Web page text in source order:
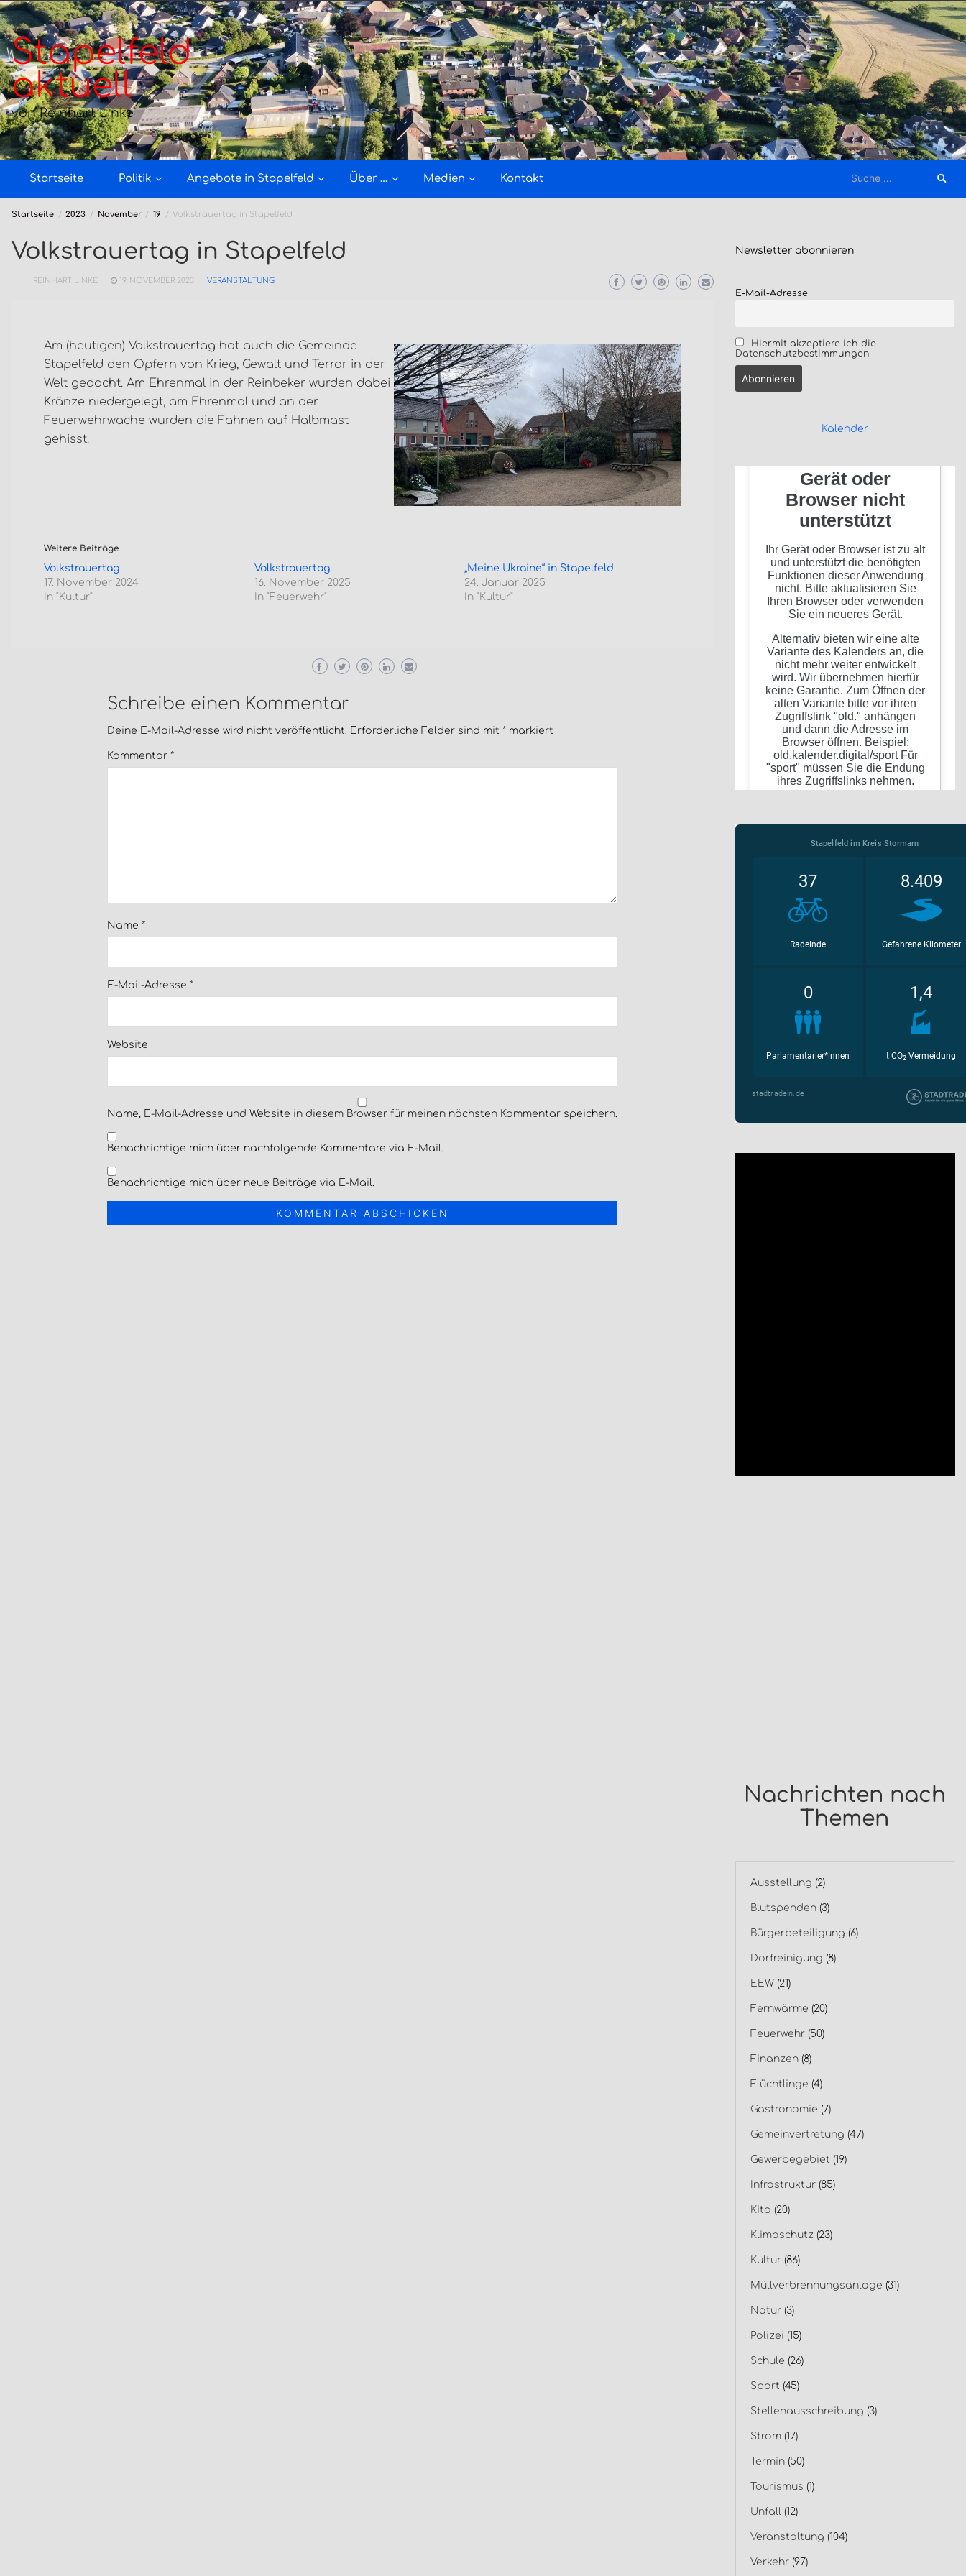
Zum
Inhalt
springen
Stapelfeld
aktuell
von Reinhart Linke
Startseite Politik Angebote in Stapelfeld Über … Medien Kontakt
Suche
Startseite 2023 November 19 Volkstrauertag in Stapelfeld
Volkstrauertag in Stapelfeld
REINHART LINKE 19. NOVEMBER 2023 VERANSTALTUNG
Am (heutigen) Volkstrauertag hat auch die Gemeinde
Stapelfeld den Opfern von Krieg, Gewalt und Terror in der
Welt gedacht. Am Ehrenmal in der Reinbeker wurden dabei
Kränze niedergelegt, am Ehrenmal und an der
Feuerwehrwache wurden die Fahnen auf Halbmast
gehisst.
Weitere Beiträge
Volkstrauertag
17. November 2024
In "Kultur"
Volkstrauertag
16. November 2025
In "Feuerwehr"
„Meine Ukraine“ in Stapelfeld
24. Januar 2025
In "Kultur"
Schreibe einen Kommentar
Deine E-Mail-Adresse wird nicht veröffentlicht. Erforderliche Felder sind mit* markiert
Kommentar*
Name*
E-Mail-Adresse*
Website
Name, E-Mail-Adresse und Website in diesem Browser für meinen nächsten Kommentar speichern.
Benachrichtige mich über nachfolgende Kommentare via E-Mail.
Benachrichtige mich über neue Beiträge via E-Mail.
Newsletter abonnieren
E-Mail-Adresse
Hiermit akzeptiere ich die
Datenschutzbestimmungen
Kalender
Nachrichten nach
Themen
Ausstellung (2)
Blutspenden(3)
Bürgerbeteiligung (6)
Dorfreinigung (8)
EEW(21)
Fernwärme (20)
Feuerwehr(50)
Finanzen(8)
Flüchtlinge (4)
Gastronomie (7)
Gemeinvertretung (47)
Gewerbegebiet (19)
Infrastruktur(85)
Kita (20)
Klimaschutz (23)
Kultur(86)
Müllverbrennungsanlage (31)
Natur(3)
Polizei (15)
Schule (26)
Sport (45)
Stellenausschreibung (3)
Strom(17)
Termin(50)
Tourismus (1)
Unfall (12)
Veranstaltung (104)
Verkehr(97)